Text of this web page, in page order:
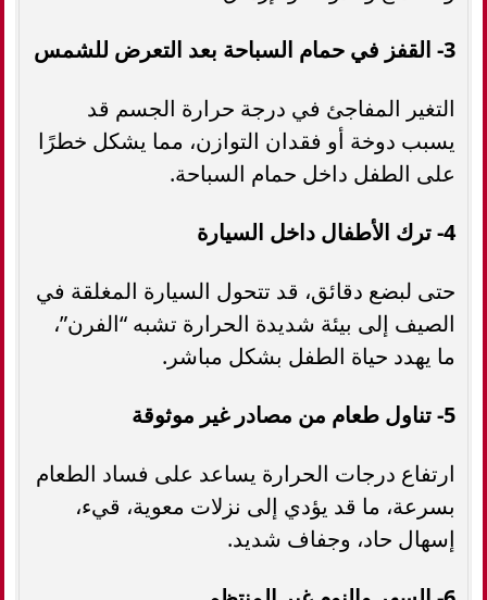
3- القفز في حمام السباحة بعد التعرض للشمس
التغير المفاجئ في درجة حرارة الجسم قد
يسبب دوخة أو فقدان التوازن، مما يشكل خطرًا
على الطفل داخل حمام السباحة.
4- ترك الأطفال داخل السيارة
حتى لبضع دقائق، قد تتحول السيارة المغلقة في
الصيف إلى بيئة شديدة الحرارة تشبه “الفرن”،
ما يهدد حياة الطفل بشكل مباشر.
5- تناول طعام من مصادر غير موثوقة
ارتفاع درجات الحرارة يساعد على فساد الطعام
بسرعة، ما قد يؤدي إلى نزلات معوية، قيء،
إسهال حاد، وجفاف شديد.